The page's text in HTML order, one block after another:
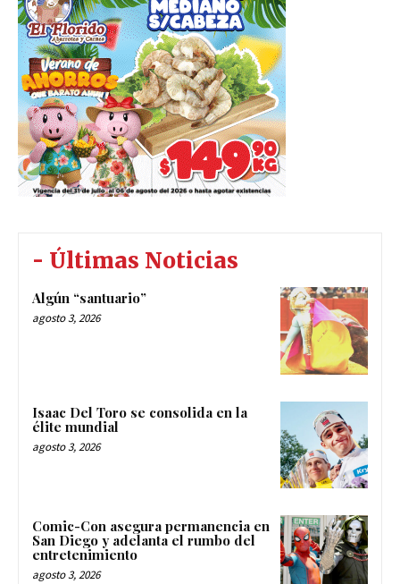
- Últimas Noticias
Algún “santuario”
agosto 3, 2026
Isaac Del Toro se consolida en la
élite mundial
agosto 3, 2026
Comic-Con asegura permanencia en
San Diego y adelanta el rumbo del
entretenimiento
agosto 3, 2026